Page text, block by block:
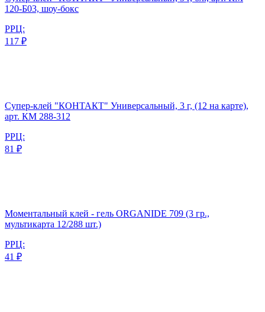
120-Б03, шоу-бокс
РРЦ:
117 ₽
Супер-клей "КОНТАКТ" Универсальный, 3 г, (12 на карте),
арт. КМ 288-312
РРЦ:
81 ₽
Моментальный клей - гель ORGANIDE 709 (3 гр.,
мультикарта 12/288 шт.)
РРЦ:
41 ₽